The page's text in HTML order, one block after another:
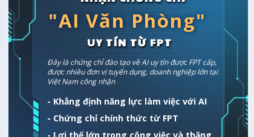
- Khẳng định năng lực làm việc với AI
- Chứng chỉ chính thức từ FPT
Đây là chứng chỉ đào tạo về AI uy tín được FPT cấp,
được nhiều đơn vị tuyển dụng, doanh nghiệp lớn tại
Việt Nam công nhận
"AI Văn Phòng"
UY TÍN TỪ FPT